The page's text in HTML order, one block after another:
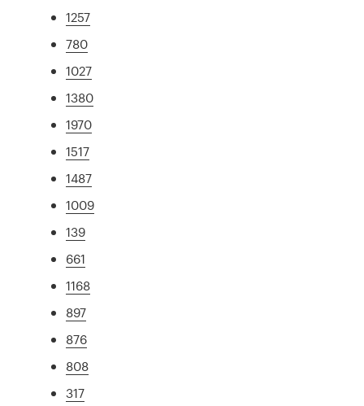
1257
780
1027
1380
1970
1517
1487
1009
139
661
1168
897
876
808
317